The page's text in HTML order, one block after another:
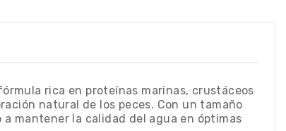
rica en proteínas marinas, crustáceos
natural de los peces. Con un tamaño
mantener la calidad del agua en óptimas